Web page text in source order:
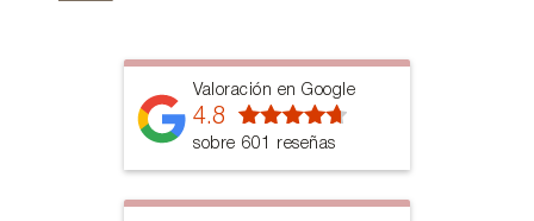
Valoración en Google
4.8
sobre 601 reseñas